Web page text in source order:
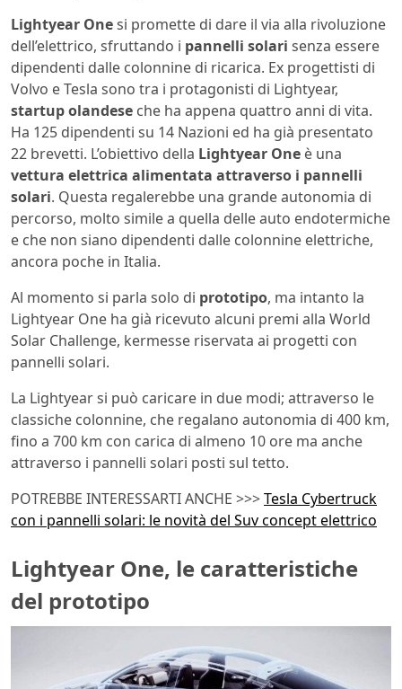
Lightyear Onesi promette di dare il via alla rivoluzione
dell’elettrico, sfruttando i pannelli solari senza essere
dipendenti dalle colonnine di ricarica. Ex progettisti di
Volvo e Tesla sono tra i protagonisti di Lightyear,
startup olandese che ha appena quattro anni di vita.
Ha 125 dipendenti su 14 Nazioni ed ha già presentato
22 brevetti. L’obiettivo della Lightyear One è una
vettura elettrica alimentata attraverso i pannelli
solari. Questa regalerebbe una grande autonomia di
percorso, molto simile a quella delle auto endotermiche
e che non siano dipendenti dalle colonnine elettriche,
ancora poche in Italia.
Al momento si parla solo di prototipo, ma intanto la
Lightyear One ha già ricevuto alcuni premi alla World
Solar Challenge, kermesse riservata ai progetti con
pannelli solari.
La Lightyear si può caricare in due modi; attraverso le
classiche colonnine, che regalano autonomia di 400 km,
fino a 700 km con carica di almeno 10 ore ma anche
attraverso i pannelli solari posti sul tetto.
POTREBBE INTERESSARTI ANCHE >>>Tesla Cybertruck
con i pannelli solari: le novità del Suv concept elettrico
Lightyear One, le caratteristiche
del prototipo